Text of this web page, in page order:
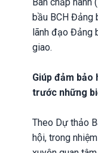
bầu BCH Đảng
lãnh đạo Đảng
giao.
Giúp đảm bảo
trước những
Theo Dự thảo
hội, trong